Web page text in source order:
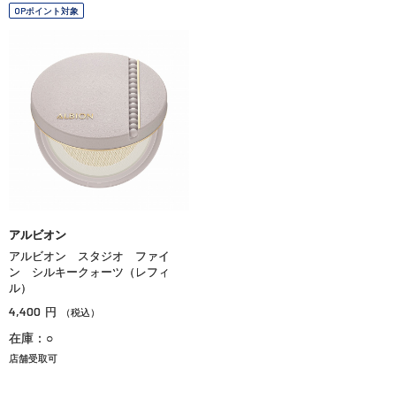
OPポイント対象
アルビオン
アルビオン スタジオ ファイ
ン シルキークォーツ（レフィ
ル）
4,400 円 （税込）
在庫：○
店舗受取可